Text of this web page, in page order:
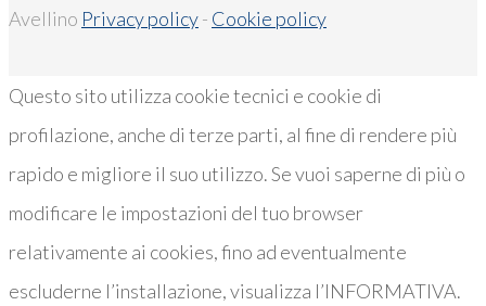
Avellino Privacy policy- Cookie policy
Questo sito utilizza cookie tecnici e cookie di
profilazione, anche di terze parti, al fine di rendere più
rapido e migliore il suo utilizzo. Se vuoi saperne di più o
modificare le impostazioni del tuo browser
relativamente ai cookies, fino ad eventualmente
escluderne l’installazione, visualizza l’INFORMATIVA.